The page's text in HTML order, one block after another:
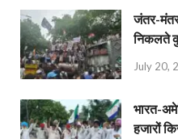
जंतर-
निकलते
July 20,
भारत-
हजारों